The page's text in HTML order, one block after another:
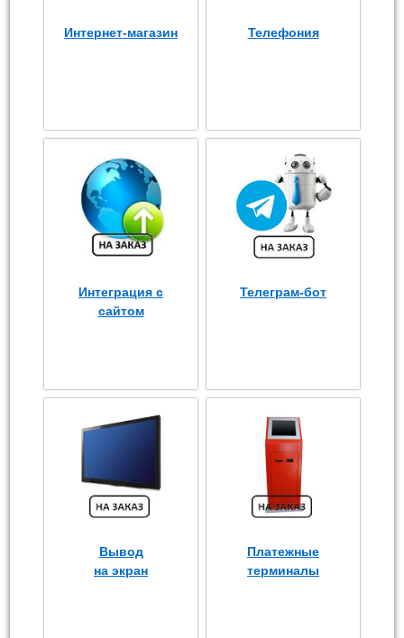
Интернет-магазин Телефония
Интеграция с
сайтом
Телеграм-бот
Вывод
на экран
Платежные
терминалы